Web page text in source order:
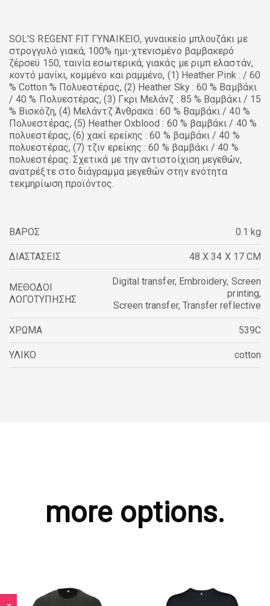
SOL'S REGENT FIT ΓΥΝΑΙΚΕΙΟ, γυναικείο μπλουζάκι με
στρογγυλό γιακά, 100% ημι-χτενισμένο βαμβακερό
ζέρσεϋ 150, ταινία εσωτερικά, γιακάς με ριμπ ελαστάν,
κοντό μανίκι, κομμένο και ραμμένο, (1) Heather Pink : / 60
% Cotton % Πολυεστέρας, (2) Heather Sky : 60 % Βαμβάκι
/ 40 % Πολυεστέρας, (3) Γκρι Μελάνζ : 85 % Βαμβάκι / 15
% Βισκόζη, (4) Μελάντζ Άνθρακα : 60 % Βαμβάκι / 40 %
Πολυεστέρας, (5) Heather Oxblood : 60 % βαμβάκι / 40 %
πολυεστέρας, (6) χακί ερείκης : 60 % βαμβάκι / 40 %
πολυεστέρας, (7) τζιν ερείκης : 60 % βαμβάκι / 40 %
πολυεστέρας. Σχετικά με την αντιστοίχιση μεγεθών,
ανατρέξτε στο διάγραμμα μεγεθών στην ενότητα
τεκμηρίωση προϊόντος.
ΒΑΡΟΣ 0.1 kg
ΔΙΑΣΤΑΣΕΙΣ 48 X 34 X 17 CM
ΜΕΘΟΔΟΙ
ΛΟΓΟΤΥΠΗΣΗΣ
Digital transfer, Embroidery, Screen
printing,
Screen transfer, Transfer reflective
ΧΡΩΜΑ 539C
ΥΛΙΚΟ cotton
more options.